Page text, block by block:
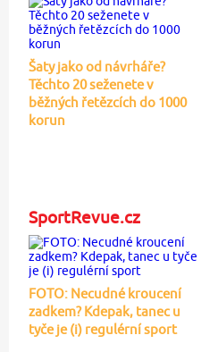
Šaty jako od návrháře?
Těchto 20 seženete v
běžných řetězcích do 1000
korun
SportRevue.cz
FOTO: Necudné kroucení
zadkem? Kdepak, tanec u
tyče je (i) regulérní sport